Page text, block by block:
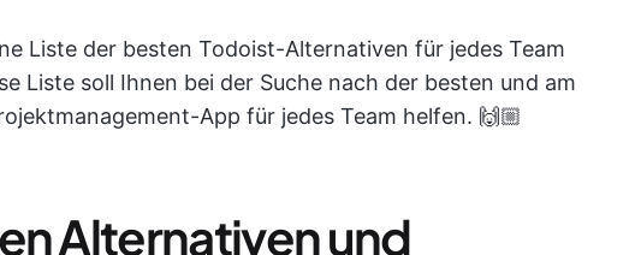
Liste der besten Todoist-Alternativen für jedes Team
Liste soll Ihnen bei der Suche nach der besten und am
App für jedes Team helfen. 🙌🏼
Alternativen und